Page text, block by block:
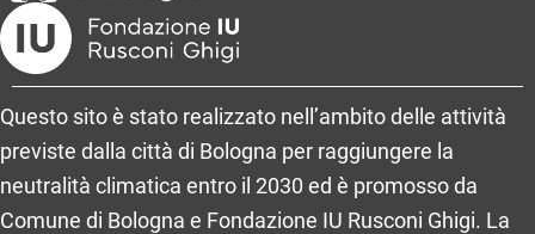
Questo sito è stato realizzato nell’ambito delle attività
previste dalla città di Bologna per raggiungere la
neutralità climatica entro il 2030 ed è promosso da
Comune di Bologna e Fondazione IU Rusconi Ghigi. La